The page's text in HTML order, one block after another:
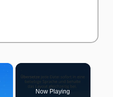
×
Now Playing